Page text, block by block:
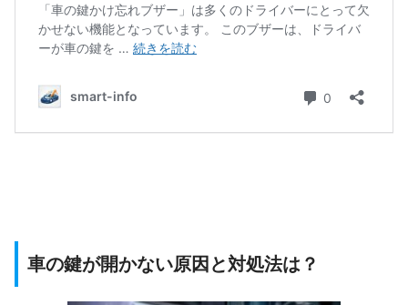
車の鍵が開かない原因と対処法は？